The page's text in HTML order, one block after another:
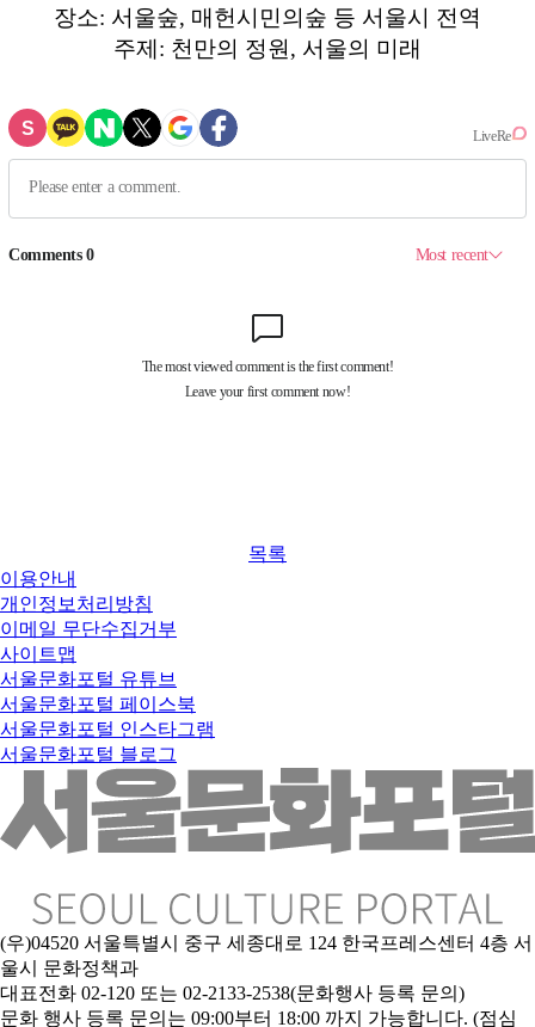
장소: 서울숲, 매헌시민의숲 등 서울시 전역
주제: 천만의 정원, 서울의 미래
목록
이용안내
개인정보처리방침
이메일 무단수집거부
사이트맵
서울문화포털 유튜브
서울문화포털 페이스북
서울문화포털 인스타그램
서울문화포털 블로그
(우)04520 서울특별시 중구 세종대로 124 한국프레스센터 4층 서
울시 문화정책과
대표전화 02-120 또는 02-2133-2538(문화행사 등록 문의)
문화 행사 등록 문의는 09:00부터 18:00 까지 가능합니다. (점심